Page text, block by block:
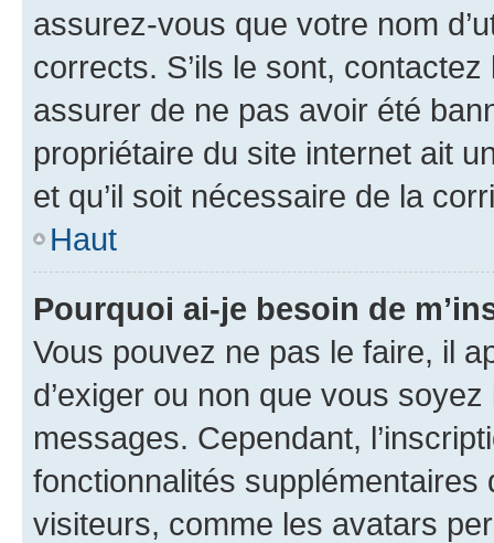
assurez-vous que votre nom
corrects. S’ils le sont,
assurer de ne pas avoir été
propriétaire du site internet ait
et qu’il soit nécessaire de la
Haut
Pourquoi ai-je besoin de
Vous pouvez ne pas le faire, il
d’exiger ou non que vous
messages. Cependant,
fonctionnalités
visiteurs, comme les avatars